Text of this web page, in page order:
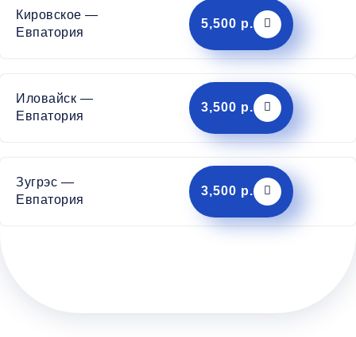
Кировское —
Евпатория
5,500 р.
Иловайск —
Евпатория
3,500 р.
Зугрэс —
Евпатория
3,500 р.